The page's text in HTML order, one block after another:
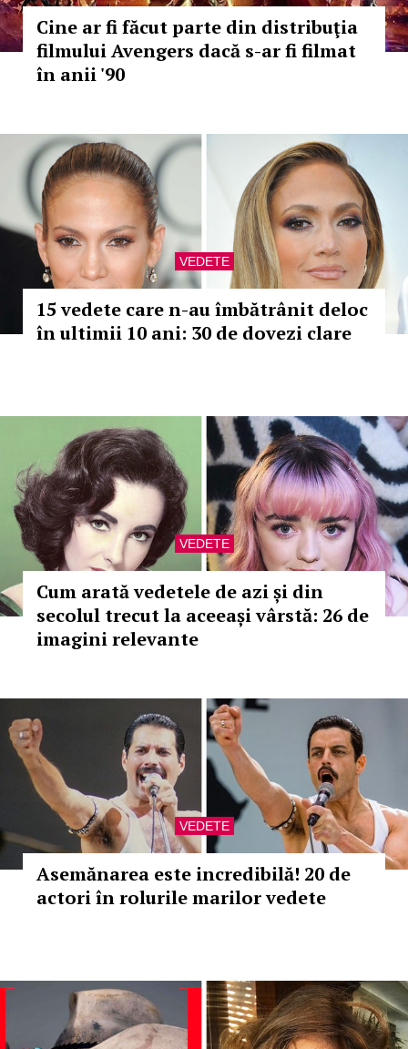
Cine ar fi făcut parte din distribuţia
filmului Avengers dacă s-ar fi filmat
în anii '90
VEDETE
15 vedete care n-au îmbătrânit deloc
în ultimii 10 ani: 30 de dovezi clare
VEDETE
Cum arată vedetele de azi și din
secolul trecut la aceeași vârstă: 26 de
imagini relevante
VEDETE
Asemănarea este incredibilă! 20 de
actori în rolurile marilor vedete